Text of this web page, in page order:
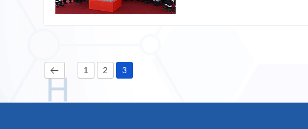
1 2 3